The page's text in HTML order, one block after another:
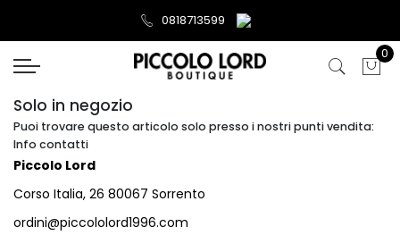
0818713599
0
Solo in negozio
Puoi trovare questo articolo solo presso i nostri punti vendita:
Info contatti
Piccolo Lord
Corso Italia, 26 80067 Sorrento
ordini@piccololord1996.com